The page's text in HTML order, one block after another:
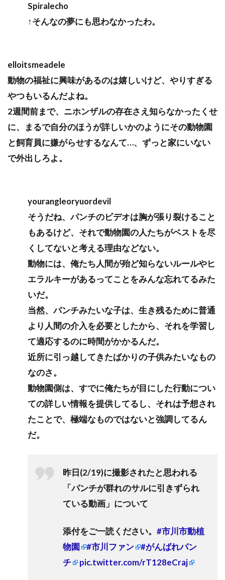
Spiralecho
↑そんなの夢にも思わなかったわ。
elloitsmeadele
動物の福祉に興味があるのは嬉しいけど、やりすぎる
やつもいるんだよね。
2週間前まで、ニホンザルの存在さえ知らなかったくせ
に、まるで自分のほうが詳しいかのようにその動物園
と飼育員に嫌がらせするなんて…、ずっと家にいない
で外出しろよ。
yourangleoryuordevil
そうだね、パンチのビデオは胸が張り裂けること
もあるけど、それで動物園の人たちがベストを尽
くしてないと考える理由などない。
動物には、俺たち人間が殆ど知らないルールやヒ
エラルキーがあるってことをみんな忘れてるみた
いだ。
当然、パンチみたいな子は、生き残るために普通
より人間の介入を必要としたから、それを学習し
て適応するのに時間がかかるんだ。
近所に引っ越してきたばかりの子供みたいなもの
なのさ。
動物園側は、すでに俺たちが目にした行動につい
ての詳しい情報を提供してるし、それは予想され
たことで、極端なものではないと強調してるん
だ。
昨日(2/19)に撮影されたと思われる
「パンチが群れのサルに引きずられ
ている動画」について
添付をご一読ください。 #市川市動植
物園
#市川ファン
#がんばれパン
チ
pic.twitter.com/rT128eCraj